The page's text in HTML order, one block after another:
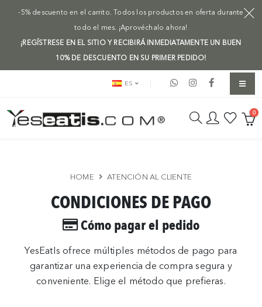
-5% descuento en el carrito. Todos los productos en oferta durante
todo el mes. ¡Aprovéchalo ahora!
¡REGÍSTRESE EN EL SITIO Y RECIBIRÁ INMEDIATAMENTE UN BUEN
10% DE DESCUENTO EN SU PRIMER PEDIDO!
ES
0
CONDICIONES DE PAGO
Cómo pagar el pedido
YesEatIs ofrece múltiples métodos de pago para
garantizar una experiencia de compra segura y
conveniente. Elige el método que prefieras.
HOME ATENCIÓN AL CLIENTE